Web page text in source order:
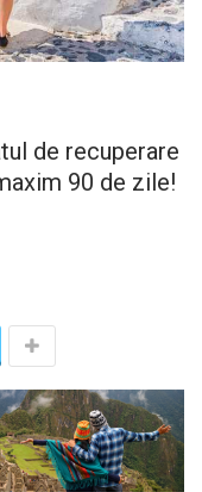
de recuperare
90 de zile!